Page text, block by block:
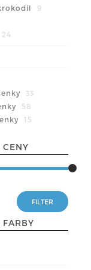
9
24
33
58
15
CENY
FARBY